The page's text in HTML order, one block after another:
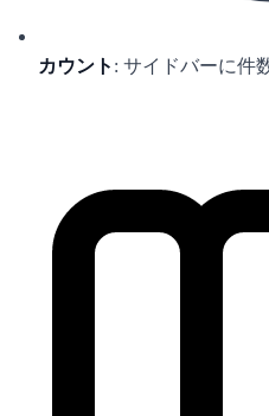
カウント : サイドバーに件